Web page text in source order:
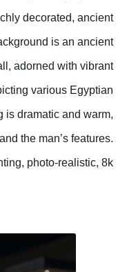
decorated, ancient
is an ancient
adorned with vibrant
various Egyptian
is dramatic and warm,
the man’s features.
photo-realistic, 8k.”